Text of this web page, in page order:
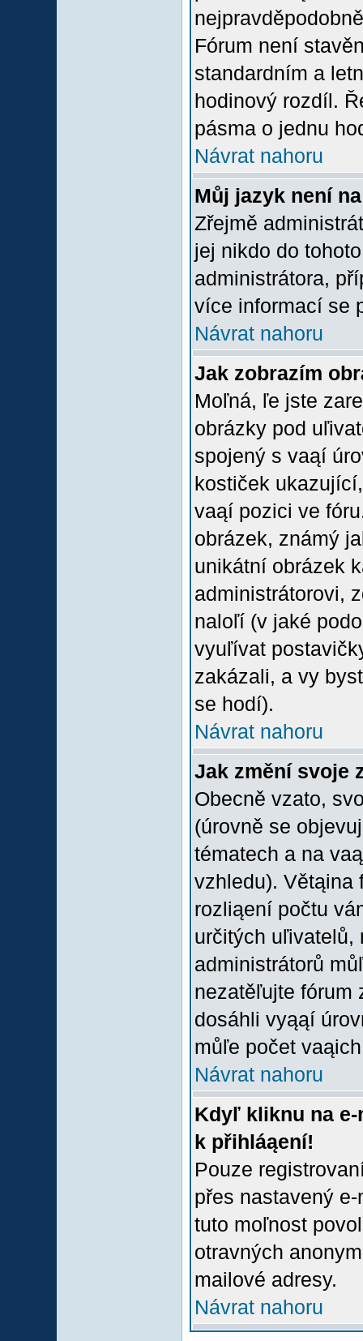
Fórum není
standardním a
hodinový rozdíl.
pásma o jednu
Návrat nahoru
Můj jazyk není
Zřejmě
jej nikdo do
administrátora,
více informací se
Návrat nahoru
Jak zobrazím
Moľná, ľe jste
obrázky pod
spojený s vaąí
kostiček
vaąí pozici ve
obrázek, známý
unikátní obrázek
administrátorovi,
naloľí (v jaké
vyuľívat
zakázali, a vy
se hodí).
Návrat nahoru
Jak změní svoje
Obecně vzato,
(úrovně se
tématech a na
vzhledu). Větąina
rozliąení počtu
určitých uľivatelů,
administrátorů
nezatěľujte fórum
dosáhli vyąąí
můľe počet
Návrat nahoru
Kdyľ kliknu na
k přihláąení!
Pouze
přes nastavený
tuto moľnost
otravných
mailové adresy.
Návrat nahoru